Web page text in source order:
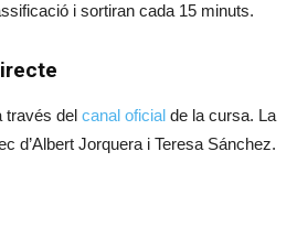
i sortiran cada 15 minuts.
través del canal oficial de la cursa. La
d’Albert Jorquera i Teresa Sánchez.